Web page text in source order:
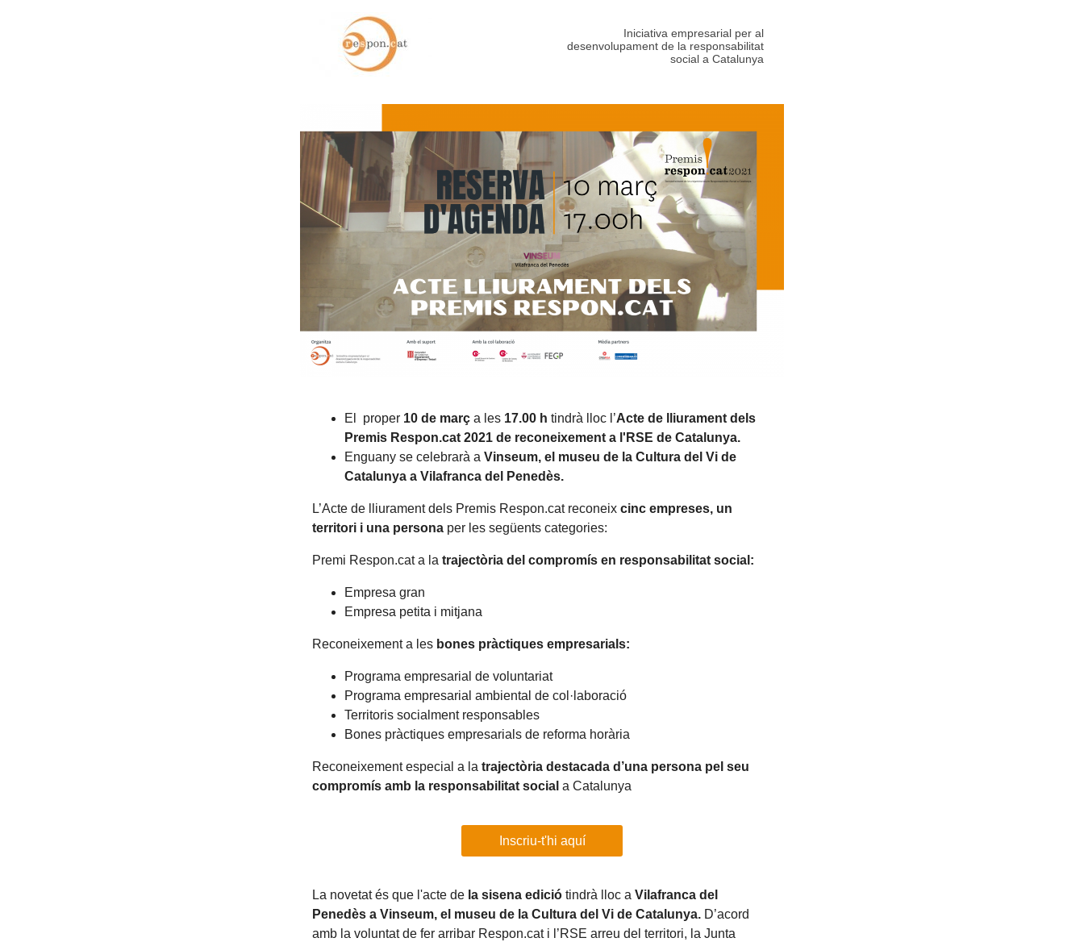
Iniciativa empresarial per al
desenvolupament de la responsabilitat
social a Catalunya
El proper 10 de març a les 17.00 h tindrà lloc l’Acte de lliurament dels
Premis Respon.cat 2021 de reconeixement a l'RSE de Catalunya.
Enguany se celebrarà a Vinseum, el museu de la Cultura del Vi de
Catalunya a Vilafranca del Penedès.
L’Acte de lliurament dels Premis Respon.cat reconeix cinc empreses, un
territori i una persona per les següents categories:
Premi Respon.cat a la trajectòria del compromís en responsabilitat social:
Empresa gran
Empresa petita i mitjana
Reconeixement a les bones pràctiques empresarials:
Programa empresarial de voluntariat
Programa empresarial ambiental de col·laboració
Territoris socialment responsables
Bones pràctiques empresarials de reforma horària
Reconeixement especial a la trajectòria destacada d’una persona pel seu
compromís amb la responsabilitat social a Catalunya
Inscriu-t'hi aquí
La novetat és que l'acte de la sisena edició tindrà lloc a Vilafranca del
Penedès a Vinseum, el museu de la Cultura del Vi de Catalunya. D’acord
amb la voluntat de fer arribar Respon.cat i l’RSE arreu del territori, la Junta